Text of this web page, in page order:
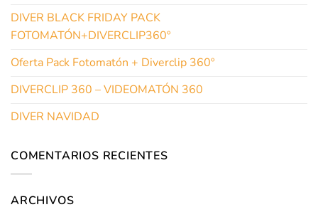
DIVER BLACK FRIDAY PACK
FOTOMATÓN+DIVERCLIP360º
Oferta Pack Fotomatón + Diverclip 360º
DIVERCLIP 360 – VIDEOMATÓN 360
DIVER NAVIDAD
COMENTARIOS RECIENTES
ARCHIVOS